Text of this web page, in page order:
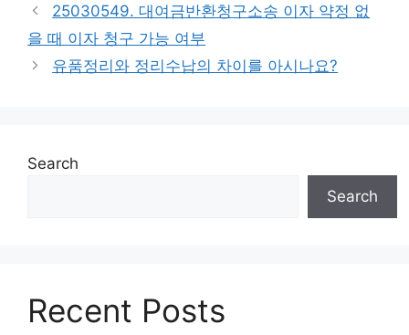
25030549. 대여금반환청구소송 이자 약정 없
을 때 이자 청구 가능 여부
유품정리와 정리수납의 차이를 아시나요?
Search
Search
Recent Posts